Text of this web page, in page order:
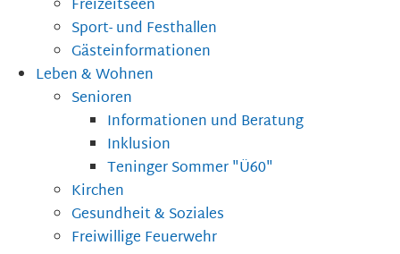
Freizeitseen
Sport- und Festhallen
Gästeinformationen
Leben & Wohnen
Senioren
Informationen und Beratung
Inklusion
Teninger Sommer "Ü60"
Kirchen
Gesundheit & Soziales
Freiwillige Feuerwehr